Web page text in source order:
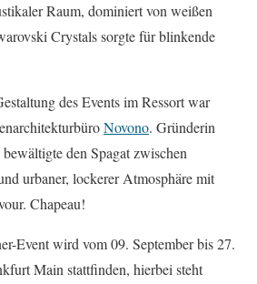
Raum, dominiert von weißen
Crystals sorgte für blinkende
des Events im Ressort war
Novono. Gründerin
den Spagat zwischen
urbaner, lockerer Atmosphäre mit
Chapeau!
Event wird vom 09. September bis 27.
Main stattfinden, hierbei steht